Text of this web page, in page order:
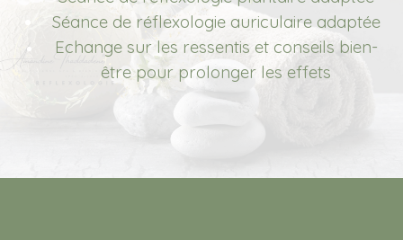
Séance de réflexologie auriculaire adaptée
Echange sur les ressentis et conseils bien-
être pour prolonger les effets